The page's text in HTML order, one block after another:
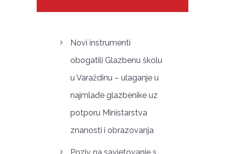
Novi instrumenti
obogatili Glazbenu školu
u Varaždinu – ulaganje u
najmlađe glazbenike uz
potporu Ministarstva
znanosti i obrazovanja
Poziv na savjetovanje s